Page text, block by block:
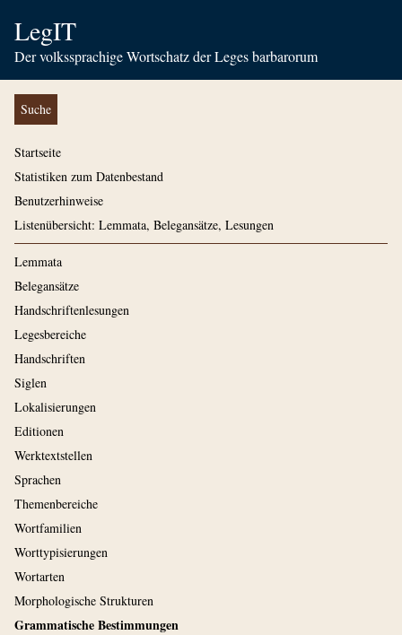
LegIT
Der volkssprachige Wortschatz der Leges barbarorum
Suche
Startseite
Statistiken zum Datenbestand
Benutzerhinweise
Listenübersicht: Lemmata, Belegansätze, Lesungen
Lemmata
Belegansätze
Handschriftenlesungen
Legesbereiche
Handschriften
Siglen
Lokalisierungen
Editionen
Werktextstellen
Sprachen
Themenbereiche
Wortfamilien
Worttypisierungen
Wortarten
Morphologische Strukturen
Grammatische Bestimmungen